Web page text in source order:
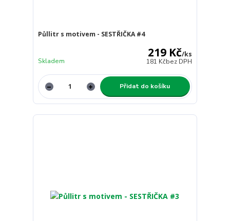
Půllitr s motivem - SESTŘIČKA #4
219 Kč/ks
181 Kčbez DPH
Skladem
Přidat do košíku